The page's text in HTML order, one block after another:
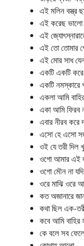
এই মলিন বস্ত্র
এই করেছ ভালো
এই
এই তো তোমার
এই মোর সাধ
একটি একটি
একটি নমস্কারে
একলা আমি
একা আমি ফিরব
এবার নীরব করে
এসো হে এসো
ওই যে তরী দিল
ওগো আমার এই
ওগো মৌন না
ওরে মাঝি ওরে
কত অজানারে
কথা ছিল এক-
কবে আমি বাহির
কে বলে সব